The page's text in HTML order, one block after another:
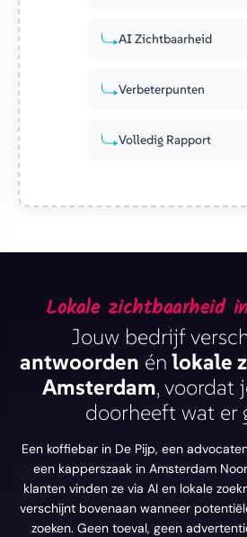
AI Zichtbaarheid
Verbeterpunten
Volledig Rapport
Lokale zichtbaarheid
Jouw bedrijf
antwoorden énlokale
Amsterdam, voordat
doorheeft wat er
Een koffiebar in De Pijp, een
een kapperszaak in Amsterdam
klanten vinden ze via AI en lokale
verschijnt bovenaan wanneer
zoeken. Geen toeval, geen